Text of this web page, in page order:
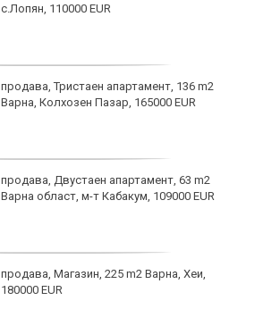
с.Лопян, 110000 EUR
продава, Тристаен апартамент, 136 m2
Варна, Колхозен Пазар, 165000 EUR
продава, Двустаен апартамент, 63 m2
Варна област, м-т Кабакум, 109000 EUR
продава, Магазин, 225 m2 Варна, Хеи,
180000 EUR